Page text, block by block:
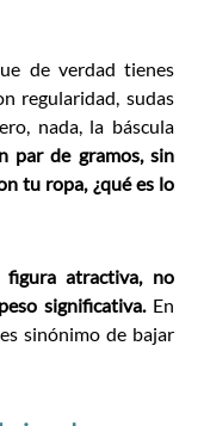
de verdad tienes
regularidad, sudas
nada, la báscula
par de gramos, sin
tu ropa, ¿qué es lo
atractiva, no
significativa.En
sinónimo de bajar